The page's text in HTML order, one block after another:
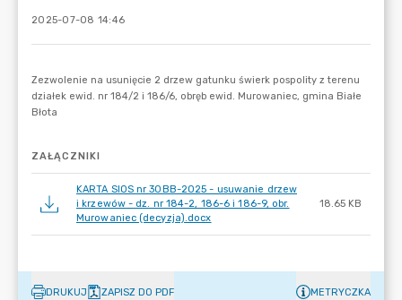
2025-07-08 14:46
ZAŁĄCZNIKI
KARTA SIOS nr 30BB-2025 - usuwanie drzew
i krzewów - dz. nr 184-2, 186-6 i 186-9, obr.
Murowaniec (decyzja).docx
18.65 KB
DRUKUJ ZAPISZ DO PDF METRYCZKA